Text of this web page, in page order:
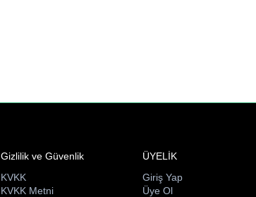
Gizlilik ve Güvenlik
KVKK
KVKK Metni
ÜYELİK
Giriş Yap
Üye Ol